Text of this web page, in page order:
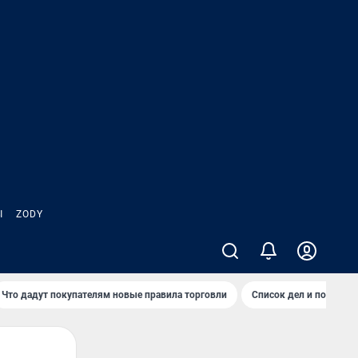
ZODY
Что дадут покупателям новые правила торговли Список дел и покупок